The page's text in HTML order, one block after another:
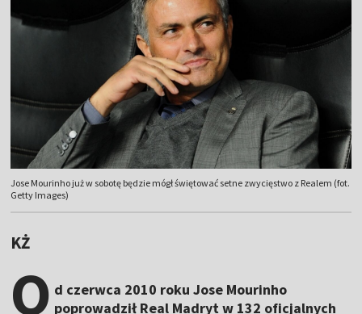
Jose Mourinho już w sobotę będzie mógł świętować setne zwycięstwo z Realem (fot.
Getty Images)
KŻ
O d czerwca 2010 roku Jose Mourinho
poprowadził Real Madryt w 132 oficjalnych